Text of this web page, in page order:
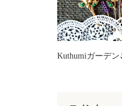
Kuthumiガーデン